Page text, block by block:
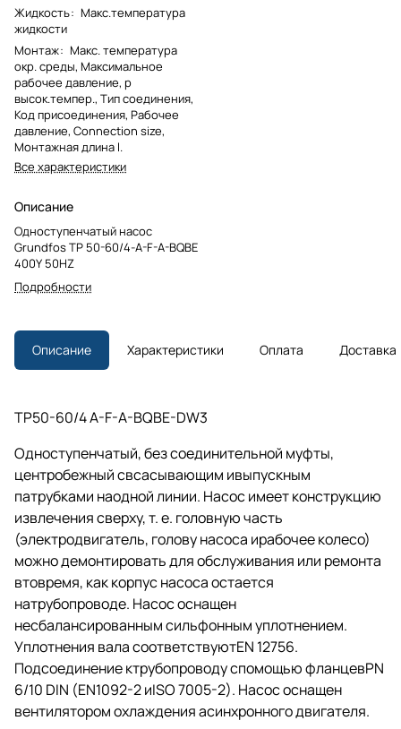
Жидкость: Макс.температура
жидкости
Монтаж: Макс. температура
окр. среды, Максимальное
рабочее давление, p
высок.темпер., Тип соединения,
Код присоединения, Рабочее
давление, Connection size,
Монтажная длина l.
Все характеристики
Описание
Одноступенчатый насос
Grundfos TP 50-60/4-A-F-A-BQBE
400Y 50HZ
Подробности
Описание Характеристики Оплата Доставка
TP50-60/4 A-F-A-BQBE-DW3
Одноступенчатый, без соединительной муфты,
центробежный свсасывающим ивыпускным
патрубками наодной линии. Насос имеет конструкцию
извлечения сверху,т. е. головную часть
(электродвигатель, голову насоса ирабочее колесо)
можно демонтировать для обслуживания или ремонта
втовремя, как корпус насоса остается
натрубопроводе. Насос оснащен
несбалансированным сильфонным уплотнением.
Уплотнения вала соответствуютEN 12756.
Подсоединение ктрубопроводу спомощью фланцевPN
6/10 DIN (EN1092-2 иISO 7005-2). Насос оснащен
вентилятором охлаждения асинхронного двигателя.